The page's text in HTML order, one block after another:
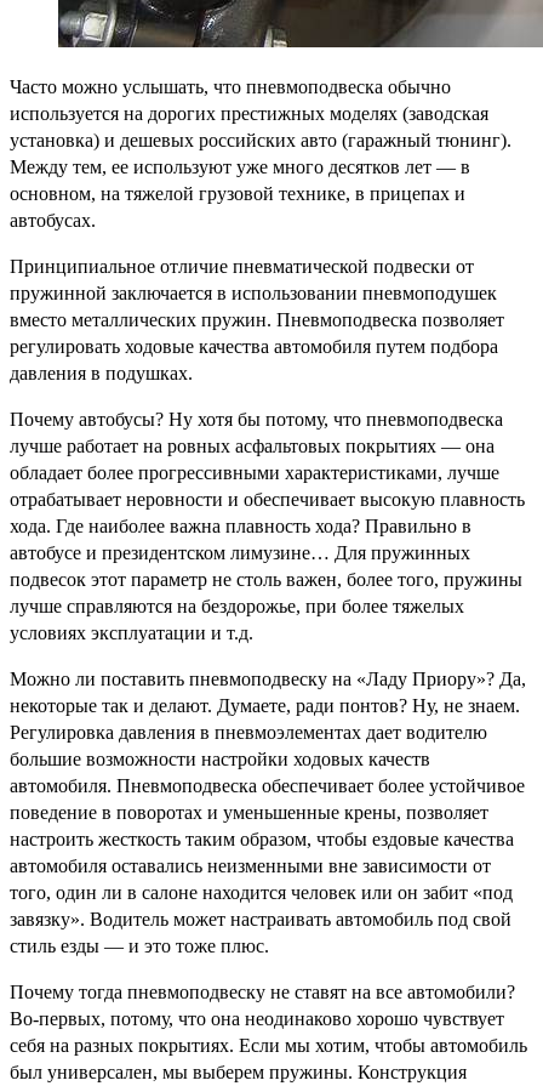
Часто можно услышать, что пневмоподвеска обычно
используется на дорогих престижных моделях (заводская
установка) и дешевых российских авто (гаражный тюнинг).
Между тем, ее используют уже много десятков лет — в
основном, на тяжелой грузовой технике, в прицепах и
автобусах.
Принципиальное отличие пневматической подвески от
пружинной заключается в использовании пневмоподушек
вместо металлических пружин. Пневмоподвеска позволяет
регулировать ходовые качества автомобиля путем подбора
давления в подушках.
Почему автобусы? Ну хотя бы потому, что пневмоподвеска
лучше работает на ровных асфальтовых покрытиях — она
обладает более прогрессивными характеристиками, лучше
отрабатывает неровности и обеспечивает высокую плавность
хода. Где наиболее важна плавность хода? Правильно в
автобусе и президентском лимузине… Для пружинных
подвесок этот параметр не столь важен, более того, пружины
лучше справляются на бездорожье, при более тяжелых
условиях эксплуатации и т.д.
Можно ли поставить пневмоподвеску на «Ладу Приору»? Да,
некоторые так и делают. Думаете, ради понтов? Ну, не знаем.
Регулировка давления в пневмоэлементах дает водителю
большие возможности настройки ходовых качеств
автомобиля. Пневмоподвеска обеспечивает более устойчивое
поведение в поворотах и уменьшенные крены, позволяет
настроить жесткость таким образом, чтобы ездовые качества
автомобиля оставались неизменными вне зависимости от
того, один ли в салоне находится человек или он забит «под
завязку». Водитель может настраивать автомобиль под свой
стиль езды — и это тоже плюс.
Почему тогда пневмоподвеску не ставят на все автомобили?
Во-первых, потому, что она неодинаково хорошо чувствует
себя на разных покрытиях. Если мы хотим, чтобы автомобиль
был универсален, мы выберем пружины. Конструкция